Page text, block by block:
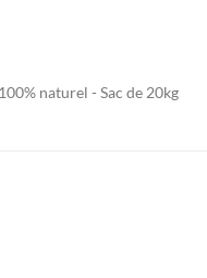
naturel - Sac de 20kg